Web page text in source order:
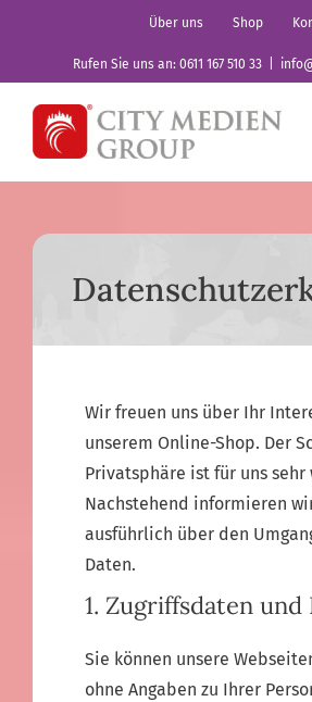
Über uns Shop
Rufen Sie uns an: 0611 167 510 33
Wir freuen uns über Ihr
unserem Online-Shop. Der
Privatsphäre ist für uns sehr
Nachstehend informieren
ausführlich über den
Daten.
1. Zugriffsdaten
Sie können unsere
ohne Angaben zu Ihrer